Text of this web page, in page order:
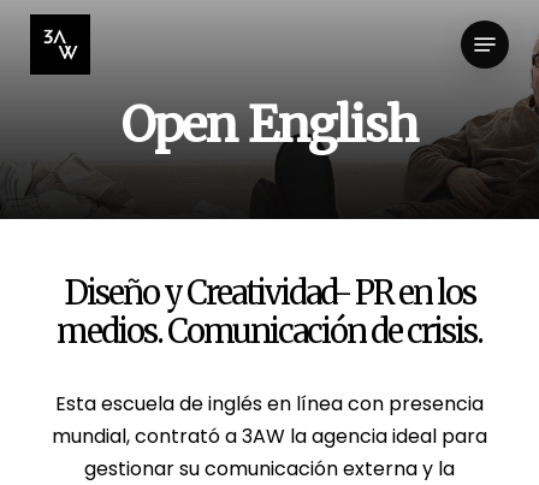
Skip
main
Menu
OpenEnglish
Diseño y Creatividad- PR en los
medios. Comunicación de crisis.
Esta escuela de inglés en línea con presencia
mundial, contrató a 3AW la agencia ideal para
gestionar su comunicación externa y la
Close
Menu